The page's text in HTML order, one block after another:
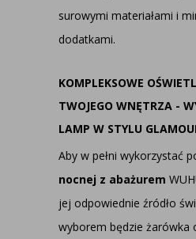
surowymi materiałami i
dodatkami.
KOMPLEKSOWE
TWOJEGO WNĘTRZA -
LAMP W STYLU
Aby w pełni wykorzystać
nocnej z abażurem
jej odpowiednie źródło
wyborem będzie żarówka